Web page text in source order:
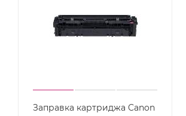
Заправка картриджа Canon